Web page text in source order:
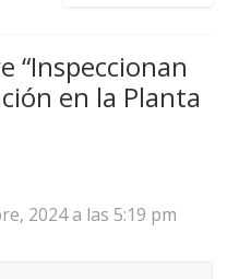
“Inspeccionan
en la Planta
2024 a las 5:19 pm